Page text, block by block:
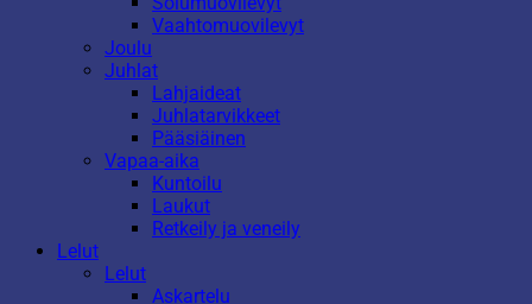
Vaahtomuovilevyt
Joulu
Juhlat
Lahjaideat
Juhlatarvikkeet
Pääsiäinen
Vapaa-aika
Kuntoilu
Laukut
Retkeily ja veneily
Lelut
Lelut
Askartelu